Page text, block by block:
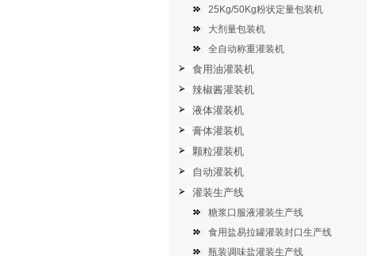
25Kg/50Kg粉状定量包装机
大剂量包装机
全自动称重灌装机
食用油灌装机
辣椒酱灌装机
液体灌装机
膏体灌装机
颗粒灌装机
自动灌装机
灌装生产线
糖浆口服液灌装生产线
食用盐易拉罐灌装封口生产线
瓶装调味盐灌装生产线